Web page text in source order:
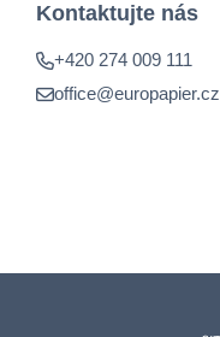
Kontaktujte nás
+420 274 009 111
office@europapier.cz